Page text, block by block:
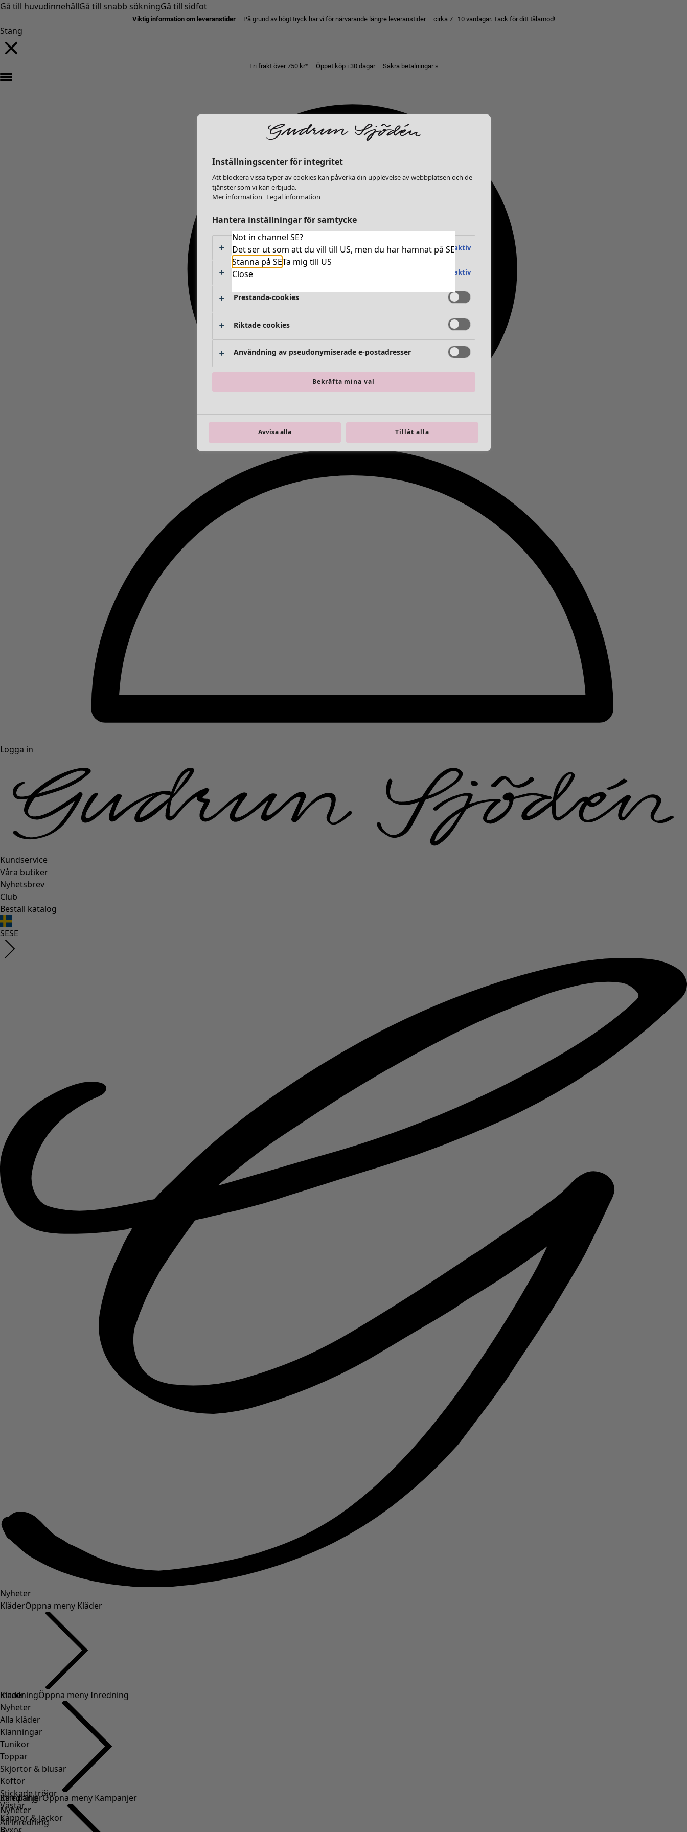
Gå till huvudinnehållGå till snabb sökningGå till sidfot
Viktig information om leveranstider – På grund av högt tryck har vi för närvarande längre leveranstider – cirka 7–10 vardagar. Tack för ditt tålamod!
Stäng
Fri frakt över 750 kr* – Öppet köp i 30 dagar – Säkra betalningar »
Logga in
Kundservice
Våra butiker
Nyhetsbrev
Club
Beställ katalog
SESE
Nyheter
KläderÖppna meny Kläder
Kläder
Nyheter
Alla kläder
Klänningar
Tunikor
Toppar
Skjortor & blusar
Koftor
Stickade tröjor
Västar
Kappor & jackor
InredningÖppna meny Inredning
Inredning
Nyheter
All inredning
KampanjerÖppna meny Kampanjer
Not in channel SE?
Det ser ut som att du vill till US, men du har hamnat på SE
Stanna på SETa mig till US
Close
Inställningscenter för integritet
Att blockera vissa typer av cookies kan påverka din upplevelse av webbplatsen och de
tjänster som vi kan erbjuda.
Mer information Legal information
Hantera inställningar för samtycke
Absolut nödvändiga cookies Alltid aktiv
Funktionella cookies Alltid aktiv
Prestanda-cookies
Riktade cookies
Användning av pseudonymiserade e-postadresser
Bekräfta mina val
Avvisa alla Tillåt alla